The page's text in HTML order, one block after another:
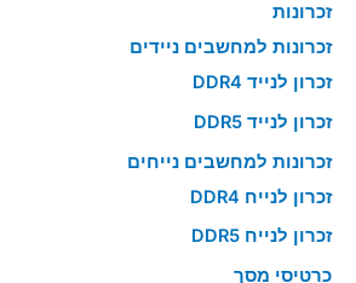
זכרונות
זכרונות למחשבים ניידים
זכרון לנייד DDR4
זכרון לנייד DDR5
זכרונות למחשבים נייחים
זכרון לנייח DDR4
זכרון לנייח DDR5
כרטיסי מסך